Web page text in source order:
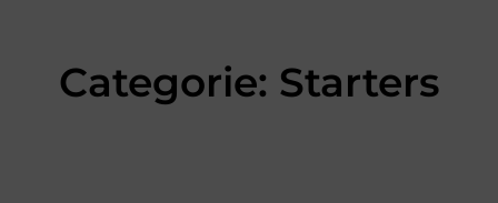
Categorie: Starters